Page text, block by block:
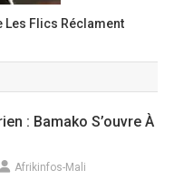
Les Flics Réclament
: Bamako S’ouvre À
Afrikinfos-Mali